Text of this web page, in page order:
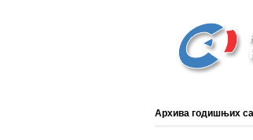
Архива годишњих